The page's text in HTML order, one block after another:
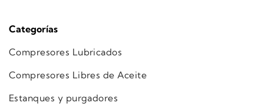
Categorías
Compresores Lubricados
Compresores Libres de Aceite
Estanques y purgadores